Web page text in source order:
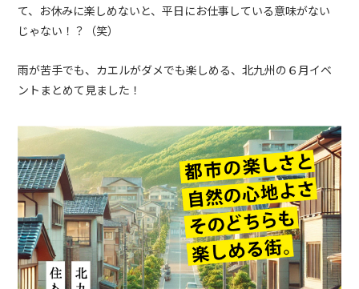
て、お休みに楽しめないと、平日にお仕事している意味がない
じゃない！？（笑）
雨が苦手でも、カエルがダメでも楽しめる、北九州の６月イベ
ントまとめて見ました！